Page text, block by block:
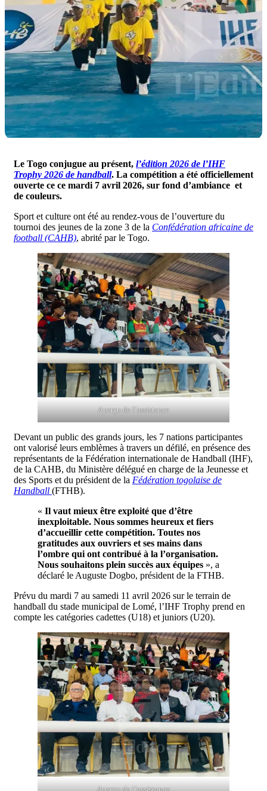
Le Togo conjugue au présent, l’édition 2026 de l’IHF
Trophy 2026 de handball. La compétition a été officiellement
ouverte ce ce mardi 7 avril 2026, sur fond d’ambiance et
de couleurs.
Sport et culture ont été au rendez-vous de l’ouverture du
tournoi des jeunes de la zone 3 de la Confédération africaine de
football (CAHB), abrité par le Togo.
Aperçu de l’assistance
Devant un public des grands jours, les 7 nations participantes
ont valorisé leurs emblèmes à travers un défilé, en présence des
représentants de la Fédération internationale de Handball (IHF),
de la CAHB, du Ministère délégué en charge de la Jeunesse et
des Sports et du président de la Fédération togolaise de
Handball (FTHB).
« Il vaut mieux être exploité que d’être
inexploitable. Nous sommes heureux et fiers
d’accueillir cette compétition. Toutes nos
gratitudes aux ouvriers et ses mains dans
l’ombre qui ont contribué à la l’organisation.
Nous souhaitons plein succès aux équipes », a
déclaré le Auguste Dogbo, président de la FTHB.
Prévu du mardi 7 au samedi 11 avril 2026 sur le terrain de
handball du stade municipal de Lomé, l’IHF Trophy prend en
compte les catégories cadettes (U18) et juniors (U20).
Aperçu de l’assistance